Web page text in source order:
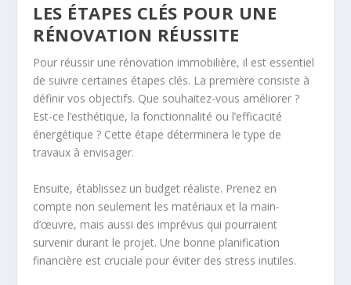
LES ÉTAPES CLÉS POUR UNE
RÉNOVATION RÉUSSITE
Pour réussir une rénovation immobilière, il est essentiel
de suivre certaines étapes clés. La première consiste à
définir vos objectifs. Que souhaitez-vous améliorer ?
Est-ce l’esthétique, la fonctionnalité ou l’efficacité
énergétique ? Cette étape déterminera le type de
travaux à envisager.
Ensuite, établissez un budget réaliste. Prenez en
compte non seulement les matériaux et la main-
d’œuvre, mais aussi des imprévus qui pourraient
survenir durant le projet. Une bonne planification
financière est cruciale pour éviter des stress inutiles.